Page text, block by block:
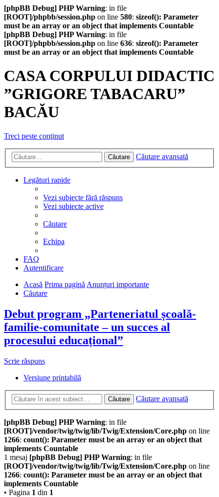
[phpBB Debug] PHP Warning: in file
[ROOT]/phpbb/session.php on line 580: sizeof(): Parameter
must be an array or an object that implements Countable
[phpBB Debug] PHP Warning: in file
[ROOT]/phpbb/session.php on line 636: sizeof(): Parameter
must be an array or an object that implements Countable
CASA CORPULUI DIDACTIC
”GRIGORE TABACARU”
BACĂU
Treci peste conţinut
Căutare Căutare avansată
Legături rapide
Vezi subiecte fără răspuns
Vezi subiecte active
Căutare
Echipa
FAQ
Autentificare
Acasă Prima paginăAnunțuri importante
Căutare
Debut program „Parteneriatul școală-
familie-comunitate – un succes al
procesului educațional”
Scrie răspuns
Versiune printabilă
Căutare Căutare avansată
[phpBB Debug] PHP Warning: in file
[ROOT]/vendor/twig/twig/lib/Twig/Extension/Core.php on line
1266: count(): Parameter must be an array or an object that
implements Countable
1 mesaj [phpBB Debug] PHP Warning: in file
[ROOT]/vendor/twig/twig/lib/Twig/Extension/Core.php on line
1266: count(): Parameter must be an array or an object that
implements Countable
• Pagina 1 din 1